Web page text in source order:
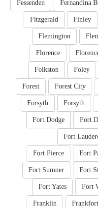
Fernandina
Fessenden
Finley
Fitzgerald
Flemington
Florence
Foley
Folkston
Forest City
Forest
Forsyth
Forsyth
Fort
Fort Dodge
Fort
Fort
Fort Pierce
Fort
Fort Sumner
Fort
Fort Yates
Frankfort
Franklin